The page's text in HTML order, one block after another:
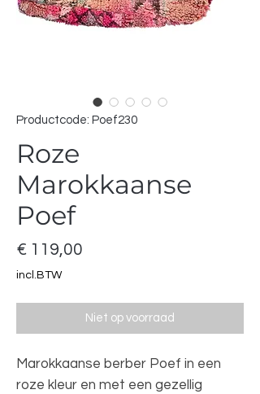
Productcode: Poef230
Roze
Marokkaanse
Poef
€ 119,00
incl.BTW
Niet op voorraad
Marokkaanse berber Poef in een
roze kleur en met een gezellig